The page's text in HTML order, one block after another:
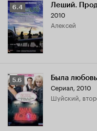
Рейтинг
Кинопоиска
6.4
6.4 Леший.
2010
Алексей
Рейтинг
Кинопоиска
5.6
5.6 Была любовь
Сериал, 2010
Шуйский,